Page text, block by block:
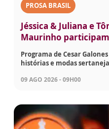
PROSA BRASIL
Jéssica & Juliana e
Maurinho
Programa de Cesar
histórias e modas
09 AGO 2026 - 09H00